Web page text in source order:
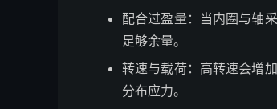
配合过盈量：当内圈与轴
足够余量。
转速与载荷：高转速会增
分布应力。